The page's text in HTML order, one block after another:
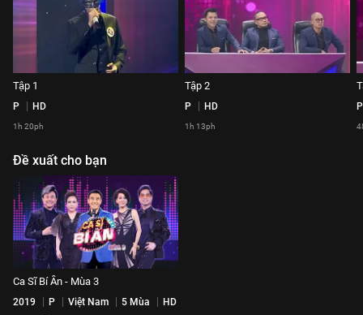
Tập 1
P HD
1h 20ph
Tập 2
P HD
1h 13ph
P
Đề xuất cho bạn
Ca Sĩ Bí Ẩn - Mùa 3
2019 P Việt Nam 5 Mùa HD